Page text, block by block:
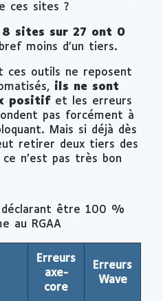
ces sites ?
8 sites sur 27 ont 0
moins d’un tiers.
ces outils ne reposent
ils ne sont
positifet les erreurs
pas forcément à
Mais si déjà dès
retirer deux tiers des
ce n’est pas très bon
être 100 %
au RGAA
Erreurs
axe-
core
Erreurs
Wave